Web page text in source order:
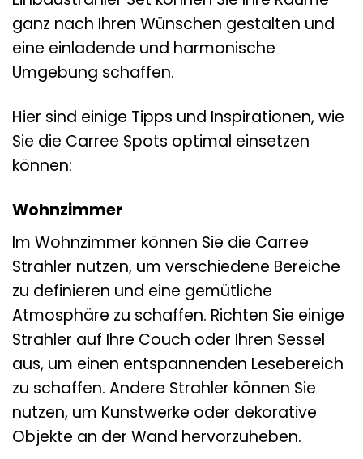
ganz nach Ihren Wünschen gestalten und
eine einladende und harmonische
Umgebung schaffen.
Hier sind einige Tipps und Inspirationen, wie
Sie die Carree Spots optimal einsetzen
können:
Wohnzimmer
Im Wohnzimmer können Sie die Carree
Strahler nutzen, um verschiedene Bereiche
zu definieren und eine gemütliche
Atmosphäre zu schaffen. Richten Sie einige
Strahler auf Ihre Couch oder Ihren Sessel
aus, um einen entspannenden Lesebereich
zu schaffen. Andere Strahler können Sie
nutzen, um Kunstwerke oder dekorative
Objekte an der Wand hervorzuheben.